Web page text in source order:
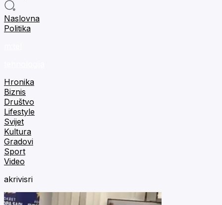
Naslovna
Politika
Hronika
Biznis
Društvo
Lifestyle
Svijet
Kultura
Gradovi
Sport
Video
akrivisri